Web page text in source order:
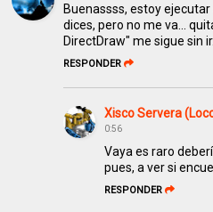
Buenassss, estoy
dices, pero no me va...
DirectDraw" me sigue sin ir...
RESPONDER
Xisco Servera
0:56
Vaya es raro
pues, a ver si
RESPONDER